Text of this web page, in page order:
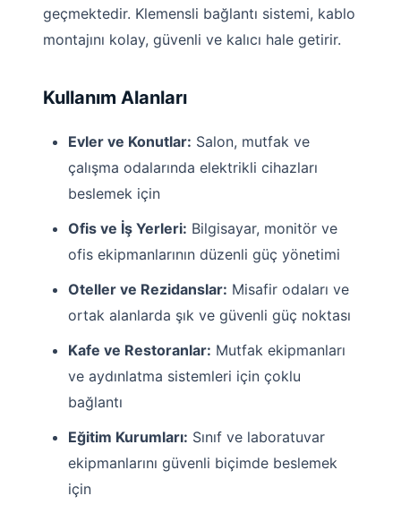
geçmektedir. Klemensli bağlantı sistemi, kablo
montajını kolay, güvenli ve kalıcı hale getirir.
Kullanım Alanları
Evler ve Konutlar: Salon, mutfak ve
çalışma odalarında elektrikli cihazları
beslemek için
Ofis ve İş Yerleri: Bilgisayar, monitör ve
ofis ekipmanlarının düzenli güç yönetimi
Oteller ve Rezidanslar: Misafir odaları ve
ortak alanlarda şık ve güvenli güç noktası
Kafe ve Restoranlar: Mutfak ekipmanları
ve aydınlatma sistemleri için çoklu
bağlantı
Eğitim Kurumları: Sınıf ve laboratuvar
ekipmanlarını güvenli biçimde beslemek
için